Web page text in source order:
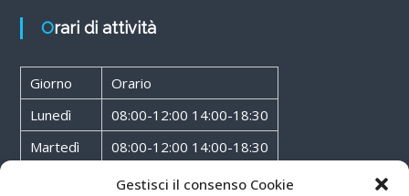
Gestisci il consenso Cookie
Orari di attività
Giorno
Orario
Lunedì
08:00-12:00 14:00-18:30
Martedì
08:00-12:00 14:00-18:30
08:00-12:00 14:00-18:30